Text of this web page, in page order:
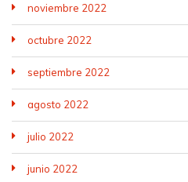
noviembre 2022
octubre 2022
septiembre 2022
agosto 2022
julio 2022
junio 2022